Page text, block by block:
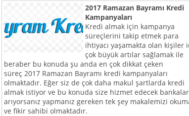
2017 Ramazan Bayramı Kredi
Kampanyaları
Kredi almak için kampanya
süreçlerini takip etmek para
ihtiyacı yaşamakta olan kişiler
çok büyük artılar sağlamak ile
beraber bu konuda şu anda en çok dikkat çeken
süreç 2017 Ramazan Bayramı kredi kampanyaları
olmaktadır. Eğer siz de çok daha makul şartlarda kredi
almak istiyor ve bu konuda size hizmet edecek bankalar
arıyorsanız yapmanız gereken tek şey makalemizi
ve fikir sahibi olmaktadır.